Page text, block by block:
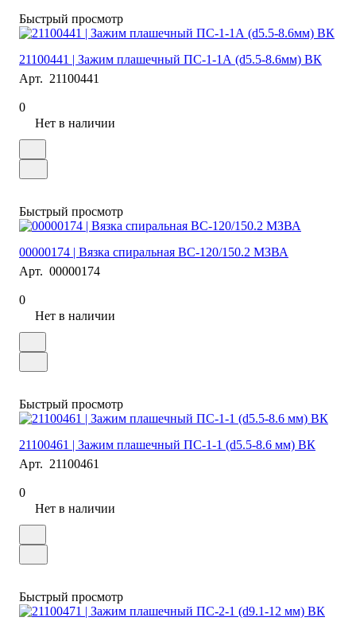
Быстрый просмотр
21100441 | Зажим плашечный ПС-1-1А (d5.5-8.6мм) ВК
Арт. 21100441
0
Нет в наличии
Быстрый просмотр
00000174 | Вязка спиральная ВС-120/150.2 МЗВА
Арт. 00000174
0
Нет в наличии
Быстрый просмотр
21100461 | Зажим плашечный ПС-1-1 (d5.5-8.6 мм) ВК
Арт. 21100461
0
Нет в наличии
Быстрый просмотр